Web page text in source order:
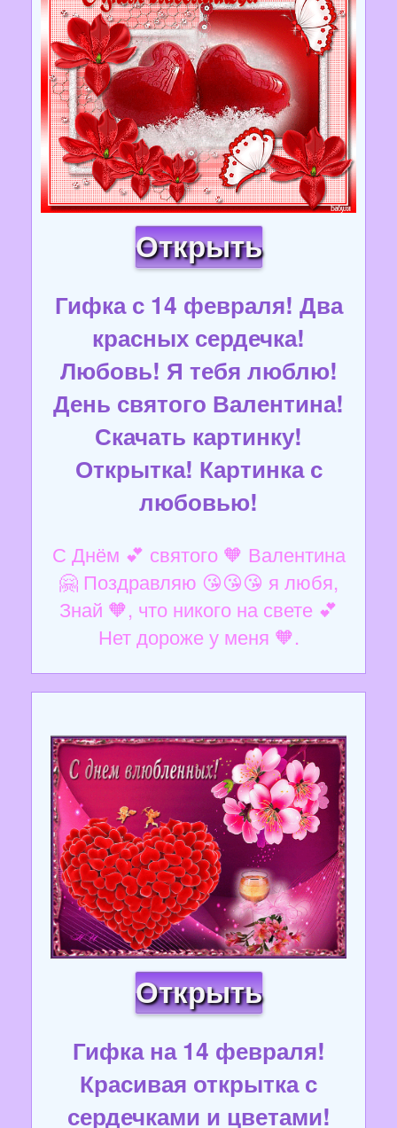
Открыть
Гифка с 14 февраля! Два
красных сердечка!
Любовь! Я тебя люблю!
День святого Валентина!
Скачать картинку!
Открытка! Картинка с
любовью!
С Днём 💕 святого 🧡 Валентина
🤗 Поздравляю 😘😘😘 я любя,
Знай 🧡, что никого на свете 💕
Нет дороже у меня 🧡.
Открыть
Гифка на 14 февраля!
Красивая открытка с
сердечками и цветами!